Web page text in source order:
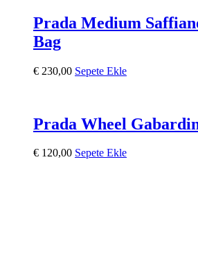
Prada Medium
Bag
€ 230,00 Sepete Ekle
Prada Wheel
€ 120,00 Sepete Ekle